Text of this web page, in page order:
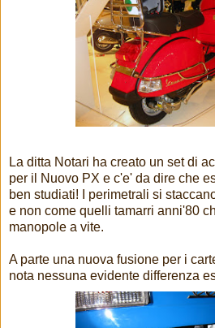
La ditta Notari ha creato un set di
per il Nuovo PX e c'e' da dire che
ben studiati! I perimetrali si
e non come quelli tamarri anni'80
manopole a vite.
A parte una nuova fusione per i
nota nessuna evidente differenza